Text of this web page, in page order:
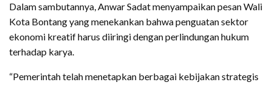
Dalam sambutannya, Anwar Sadat menyampaikan pesan Wali
Kota Bontang yang menekankan bahwa penguatan sektor
ekonomi kreatif harus diiringi dengan perlindungan hukum
terhadap karya.
“Pemerintah telah menetapkan berbagai kebijakan strategis